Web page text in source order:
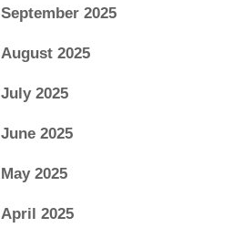
September 2025
August 2025
July 2025
June 2025
May 2025
April 2025